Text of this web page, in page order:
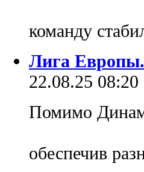
команду
Лига Европы.
22.08.25 08:20
Помимо
обеспечив